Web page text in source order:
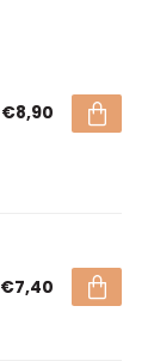
€8,90
€7,40